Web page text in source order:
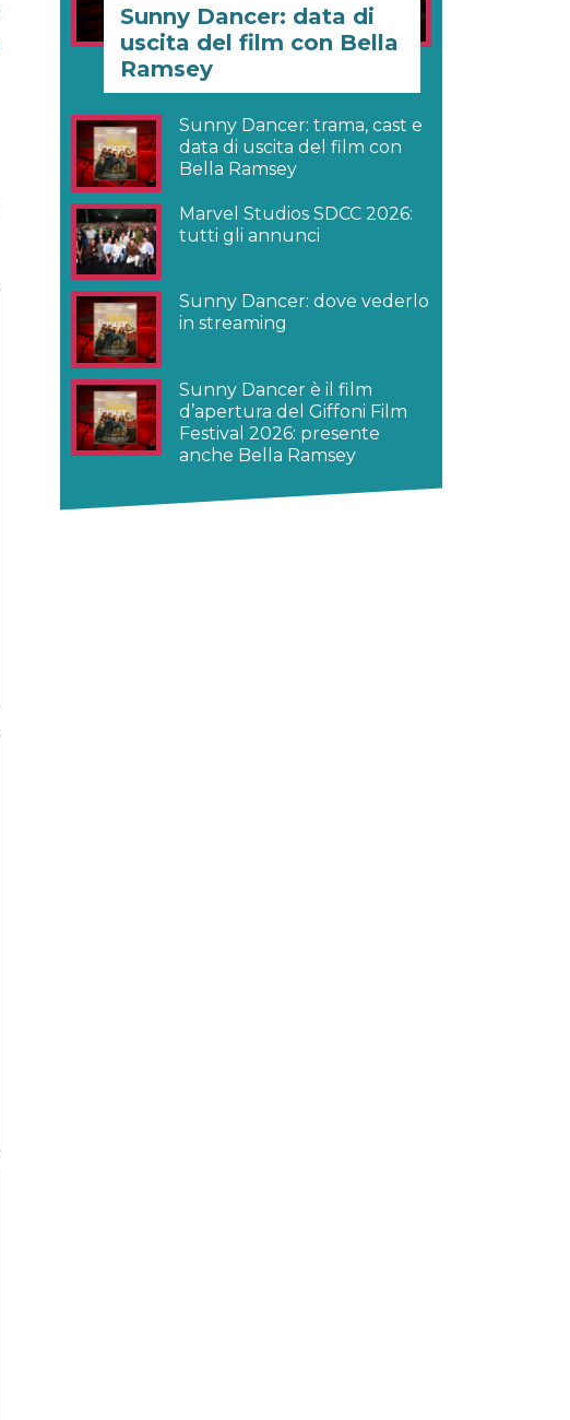
Sunny Dancer: data di
uscita del film con Bella
Ramsey
Sunny Dancer: trama, cast e
data di uscita del film con
Bella Ramsey
Marvel Studios SDCC 2026:
tutti gli annunci
Sunny Dancer: dove vederlo
in streaming
Sunny Dancer è il film
d’apertura del Giffoni Film
Festival 2026: presente
anche Bella Ramsey